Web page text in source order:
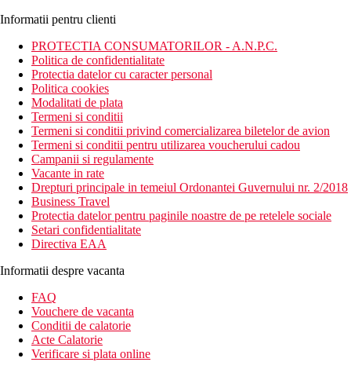
Informatii pentru clienti
PROTECTIA CONSUMATORILOR - A.N.P.C.
Politica de confidentialitate
Protectia datelor cu caracter personal
Politica cookies
Modalitati de plata
Termeni si conditii
Termeni si conditii privind comercializarea biletelor de avion
Termeni si conditii pentru utilizarea voucherului cadou
Campanii si regulamente
Vacante in rate
Drepturi principale in temeiul Ordonantei Guvernului nr. 2/2018
Business Travel
Protectia datelor pentru paginile noastre de pe retelele sociale
Setari confidentialitate
Directiva EAA
Informatii despre vacanta
FAQ
Vouchere de vacanta
Conditii de calatorie
Acte Calatorie
Verificare si plata online